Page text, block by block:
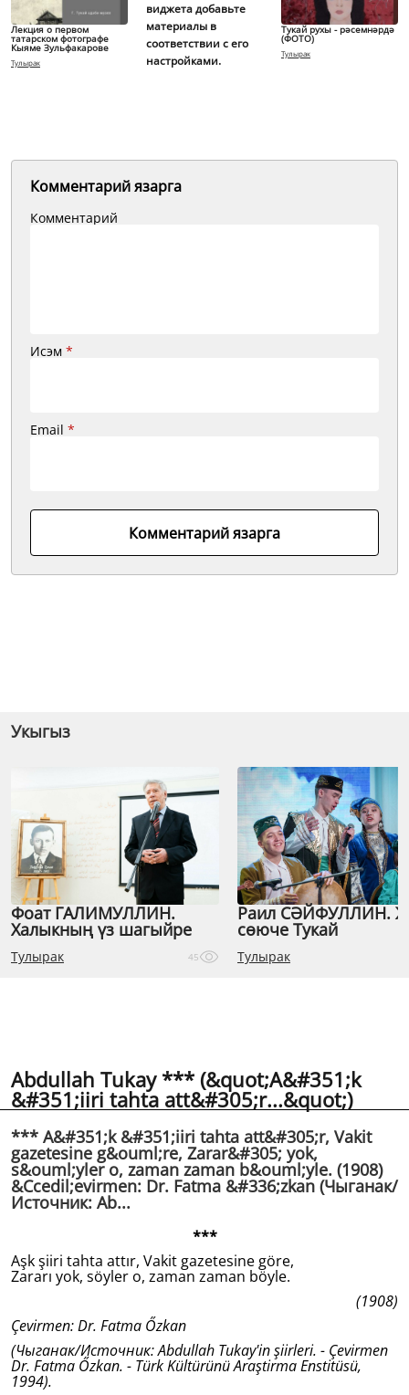
Лекция о первом
татарском фотографе
Кыяме Зульфакарове
Тулырак
виджета добавьте
материалы в
соответствии с его
настройками.
Тукай рухы - рәсемнәрдә
(ФОТО)
Тулырак
Комментарий язарга
Комментарий
Исэм *
Email *
Комментарий язарга
Укыгыз
Фоат ГАЛИМУЛЛИН.
Халыкның үз шагыйре
Тулырак 45
Раил СӘЙФУЛЛИН.
сөюче Тукай
Тулырак
Abdullah Tukay *** (&quot;A&#351;k
&#351;iiri tahta att&#305;r...&quot;)
*** A&#351;k &#351;iiri tahta att&#305;r, Vakit
gazetesine g&ouml;re, Zarar&#305; yok,
s&ouml;yler o, zaman zaman b&ouml;yle. (1908)
&Ccedil;evirmen: Dr. Fatma &#336;zkan (Чыганак/
Источник: Ab...
***
Aşk şiiri tahta attır, Vakit gazetesine göre,
Zararı yok, söyler o, zaman zaman böyle.
(1908)
Çevirmen: Dr. Fatma Őzkan
(Чыганак/Источник: Abdullah Tukay'in şiirleri. - Çevirmen
Dr. Fatma Őzkan. - Türk Kültürünü Araştirma Enstitüsü,
1994).